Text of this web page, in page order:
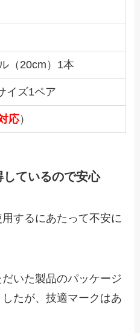
（20cm）1本
イズ1ペア
応）
ているので安心
するにあたって不安に
いた製品のパッケージ
たが、技適マークはあ